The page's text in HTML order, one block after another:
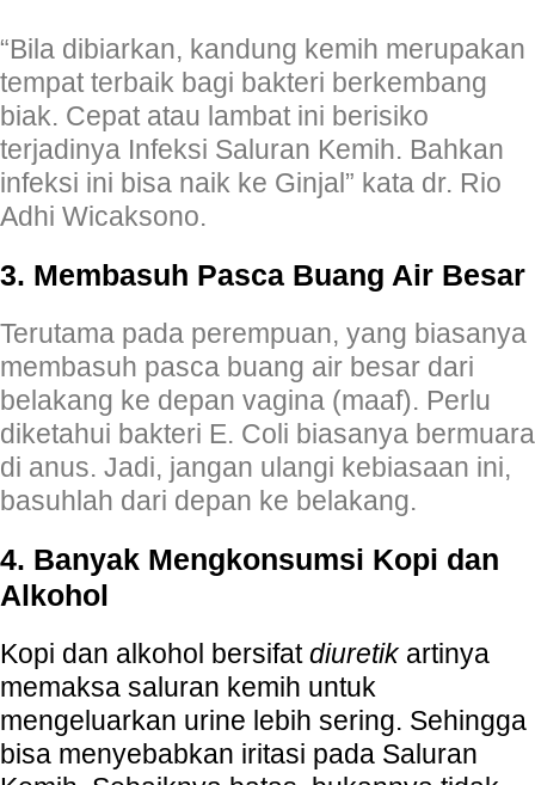
“Bila dibiarkan, kandung kemih merupakan
tempat terbaik bagi bakteri berkembang
biak. Cepat atau lambat ini berisiko
terjadinya Infeksi Saluran Kemih. Bahkan
infeksi ini bisa naik ke Ginjal” kata dr. Rio
Adhi Wicaksono.
3. Membasuh Pasca Buang Air Besar
Terutama pada perempuan, yang biasanya
membasuh pasca buang air besar dari
belakang ke depan vagina (maaf). Perlu
diketahui bakteri E. Coli biasanya bermuara
di anus. Jadi, jangan ulangi kebiasaan ini,
basuhlah dari depan ke belakang.
4. Banyak Mengkonsumsi Kopi dan
Alkohol
Kopi dan alkohol bersifatdiuretik artinya
memaksa saluran kemih untuk
mengeluarkan urine lebih sering. Sehingga
bisa menyebabkan iritasi pada Saluran